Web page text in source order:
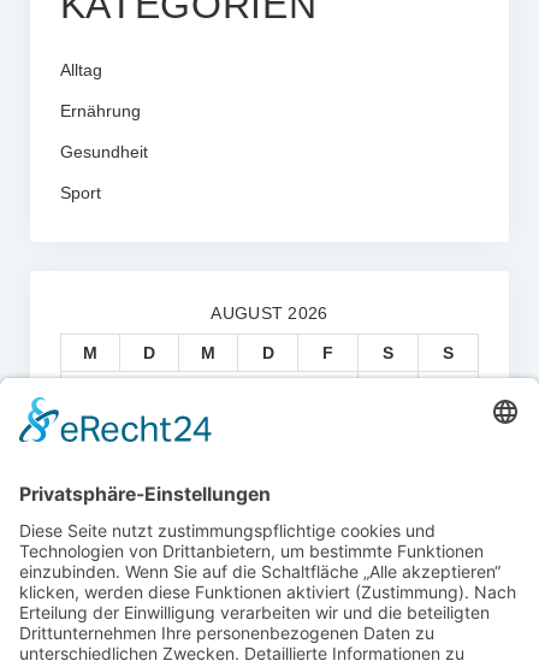
Alltag
Ernährung
Gesundheit
Sport
AUGUST 2026
M D M D F S
S
3
4 5
17
18 19 20
24
25 26 27 28 29
30
31
« Juli